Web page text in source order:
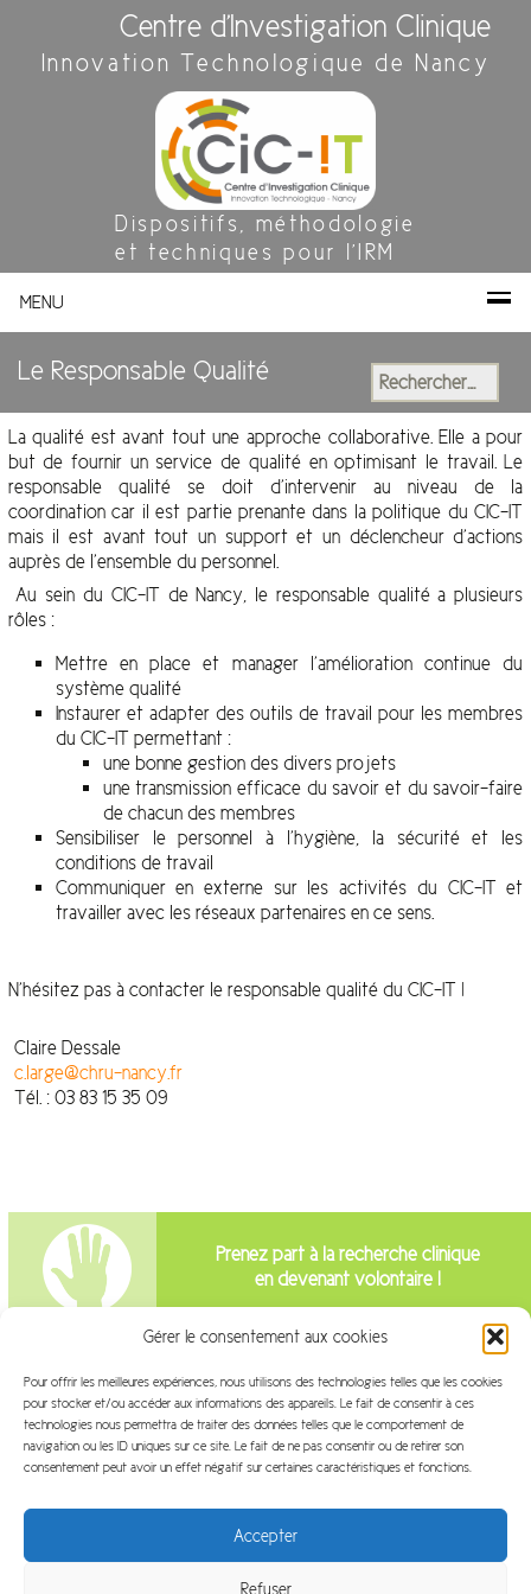
Gérer le consentement aux cookies
Pour offrir les meilleures expériences, nous utilisons des technologies telles que les cookies
pour stocker et/ou accéder aux informations des appareils. Le fait de consentir à ces
technologies nous permettra de traiter des données telles que le comportement de
navigation ou les ID uniques sur ce site. Le fait de ne pas consentir ou de retirer son
consentement peut avoir un effet négatif sur certaines caractéristiques et fonctions.
Accepter
Refuser
Centre d'Investigation Clinique
Innovation Technologique de Nancy
Dispositifs, méthodologie
et techniques pour l'IRM
MENU
Le Responsable Qualité Rechercher :
La qualité est avant tout une approche collaborative. Elle a pour
but de fournir un service de qualité en optimisant le travail. Le
responsable qualité se doit d’intervenir au niveau de la
coordination car il est partie prenante dans la politique du CIC-IT
mais il est avant tout un support et un déclencheur d’actions
auprès de l’ensemble du personnel.
Au sein du CIC-IT de Nancy, le responsable qualité a plusieurs
rôles :
Mettre en place et manager l’amélioration continue du
système qualité
Instaurer et adapter des outils de travail pour les membres
du CIC-IT permettant :
une bonne gestion des divers projets
une transmission efficace du savoir et du savoir-faire
de chacun des membres
Sensibiliser le personnel à l’hygiène, la sécurité et les
conditions de travail
Communiquer en externe sur les activités du CIC-IT et
travailler avec les réseaux partenaires en ce sens.
N’hésitez pas à contacter le responsable qualité du CIC-IT !
Claire Dessale
c.large@chru-nancy.fr
Tél. : 03 83 15 35 09
Prenez part à la recherche clinique
en devenant volontaire !
Intéressé par la recherche clinique?
Venez travailler avec nous!